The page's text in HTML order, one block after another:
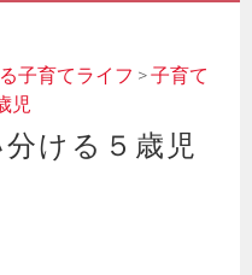
子育てライフ >子育て
児
ける５歳児